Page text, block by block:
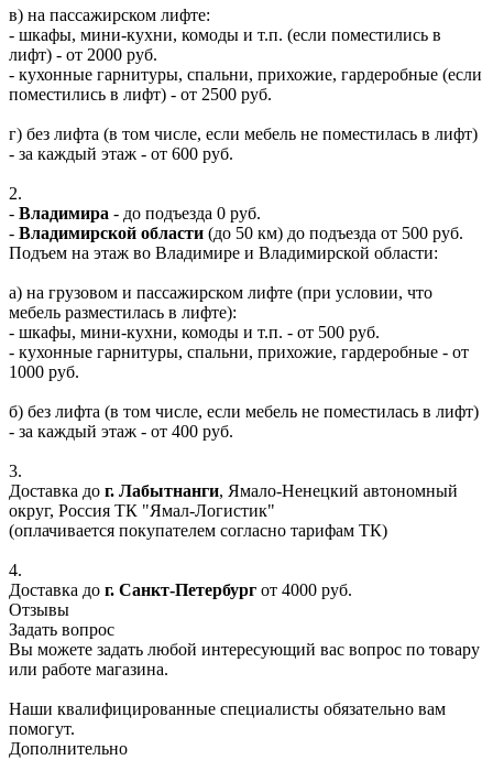
в) на пассажирском лифте:
- шкафы, мини-кухни, комоды и т.п. (если поместились в
лифт) - от 2000 руб.
- кухонные гарнитуры, спальни, прихожие, гардеробные (если
поместились в лифт) - от 2500 руб.
г) без лифта (в том числе, если мебель не поместилась в лифт)
- за каждый этаж - от 600 руб.
2.
- Владимира - до подъезда 0 руб.
- Владимирской области (до 50 км) до подъезда от 500 руб.
Подъем на этаж во Владимире и Владимирской области:
а) на грузовом и пассажирском лифте (при условии, что
мебель разместилась в лифте):
- шкафы, мини-кухни, комоды и т.п. - от 500 руб.
- кухонные гарнитуры, спальни, прихожие, гардеробные - от
1000 руб.
б) без лифта (в том числе, если мебель не поместилась в лифт)
- за каждый этаж - от 400 руб.
3.
Доставка до г. Лабытнанги, Ямало-Ненецкий автономный
округ, Россия ТК "Ямал-Логистик"
(оплачивается покупателем согласно тарифам ТК)
4.
Доставка до г. Санкт-Петербург от 4000 руб.
Отзывы
Задать вопрос
Вы можете задать любой интересующий вас вопрос по товару
или работе магазина.
Наши квалифицированные специалисты обязательно вам
помогут.
Дополнительно